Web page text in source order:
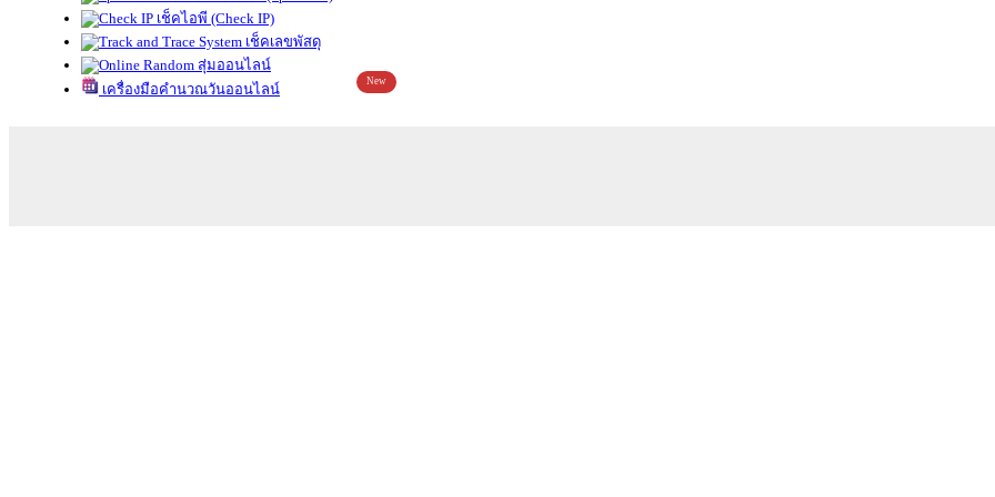
เช็คไอพี (Check IP)
เช็คเลขพัสดุ
สุ่มออนไลน์
เครื่องมือคำนวณวันออนไลน์
New